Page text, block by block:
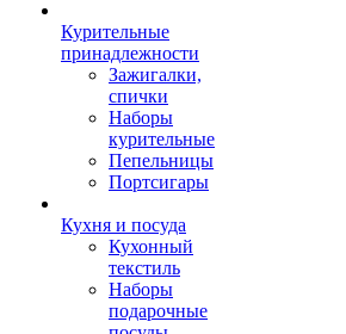
Курительные
принадлежности
Зажигалки,
спички
Наборы
курительные
Пепельницы
Портсигары
Кухня и посуда
Кухонный
текстиль
Наборы
подарочные